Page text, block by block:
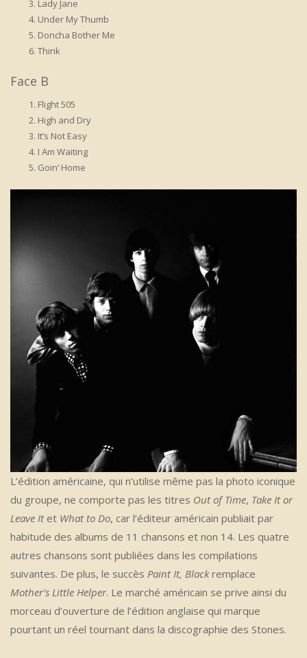
Lady Jane
Under My Thumb
Doncha Bother Me
Think
Face B
Flight 505
High and Dry
It’s Not Easy
I Am Waiting
Goin’ Home
L’édition américaine, qui n’utilise même pas la photo iconique
du groupe, ne comporte pas les titres Out of Time, Take It or
Leave Itet What to Do, car l’éditeur américain publiait par
habitude des albums de 11 chansons et non 14. Les quatre
autres chansons sont publiées dans les compilations
suivantes. De plus, le succès Paint It, Blackremplace
Mother’s Little Helper. Le marché américain se prive ainsi du
morceau d’ouverture de l’édition anglaise qui marque
pourtant un réel tournant dans la discographie des Stones.